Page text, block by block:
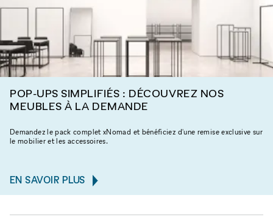
POP-UPS SIMPLIFIÉS : DÉCOUVREZ NOS
MEUBLES À LA DEMANDE
Demandez le pack complet xNomad et bénéficiez d'une remise exclusive sur
le mobilier et les accessoires.
EN SAVOIR PLUS